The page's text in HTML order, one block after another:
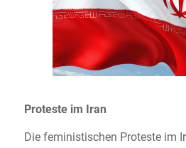
Proteste im Iran
Die feministischen Proteste im